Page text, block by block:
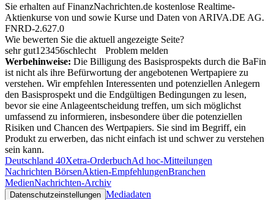
Sie erhalten auf FinanzNachrichten.de kostenlose Realtime-
Aktienkurse von und sowie Kurse und Daten von ARIVA.DE AG.
FNRD-2.627.0
Wie bewerten Sie die aktuell angezeigte Seite?
sehr gut1 23456schlecht
Problem melden
Werbehinweise: Die Billigung des Basisprospekts durch die BaFin
ist nicht als ihre Befürwortung der angebotenen Wertpapiere zu
verstehen. Wir empfehlen Interessenten und potenziellen Anlegern
den Basisprospekt und die Endgültigen Bedingungen zu lesen,
bevor sie eine Anlageentscheidung treffen, um sich möglichst
umfassend zu informieren, insbesondere über die potenziellen
Risiken und Chancen des Wertpapiers. Sie sind im Begriff, ein
Produkt zu erwerben, das nicht einfach ist und schwer zu verstehen
sein kann.
Deutschland 40Xetra-OrderbuchAd hoc-Mitteilungen
Nachrichten BörsenAktien-EmpfehlungenBranchen
MedienNachrichten-Archiv
Datenschutzeinstellungen Mediadaten